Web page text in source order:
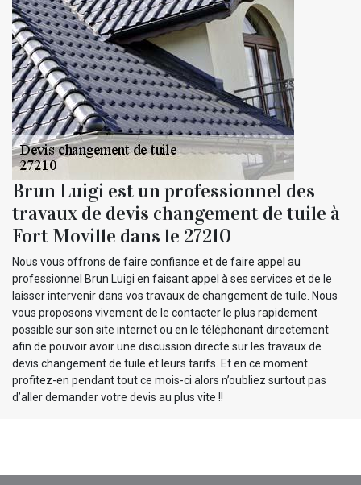
Brun Luigi est un professionnel des
travaux de devis changement de tuile à
Fort Moville dans le 27210
Nous vous offrons de faire confiance et de faire appel au
professionnel Brun Luigi en faisant appel à ses services et de le
laisser intervenir dans vos travaux de changement de tuile. Nous
vous proposons vivement de le contacter le plus rapidement
possible sur son site internet ou en le téléphonant directement
afin de pouvoir avoir une discussion directe sur les travaux de
devis changement de tuile et leurs tarifs. Et en ce moment
profitez-en pendant tout ce mois-ci alors n’oubliez surtout pas
d’aller demander votre devis au plus vite !!